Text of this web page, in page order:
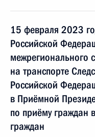
15 февраля 2023
Российской
межрегионального
на транспорте
Российской
в Приёмной
по приёму граждан
граждан